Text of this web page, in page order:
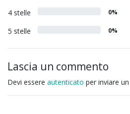
4 stelle 0%
5 stelle 0%
Lascia un commento
Devi essere autenticato per inviare